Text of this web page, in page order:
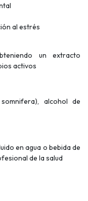
al estrés
un extracto
activos
alcohol de
en agua o bebida de
de la salud